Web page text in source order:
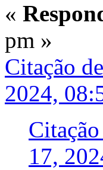
«
pm »
Citação
2024,
17,